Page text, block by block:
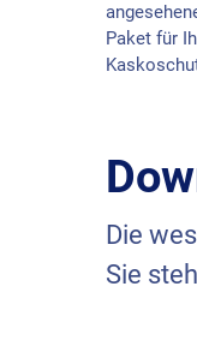
Paket für
Die
Sie